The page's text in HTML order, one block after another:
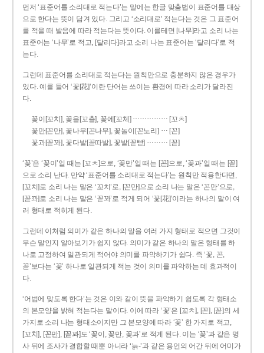
먼저 ‘표준어를 소리대로 적는다’는 말에는 한글 맞춤법이 표준어를 대상
으로 한다는 뜻이 담겨 있다. 그리고 ‘소리대로’ 적는다는 것은 그 표준어
를 적을 때 발음에 따라 적는다는 뜻이다. 이를테면 [나무]라고 소리 나는
표준어는 ‘나무’로 적고, [달리다]라고 소리 나는 표준어는 ‘달리다’로 적
는다.
그런데 표준어를 소리대로 적는다는 원칙만으로 충분하지 않은 경우가
있다. 예를 들어 ‘꽃[花]’이란 단어는 쓰이는 환경에 따라 소리가 달라진
다.
꽃이[꼬치], 꽃을[꼬츨], 꽃에[꼬체] …………… [꼬ㅊ]
꽃만[꼰만], 꽃나무[꼰나무], 꽃놀이[꼰노리] … [꼰]
꽃과[꼳꽈], 꽃다발[꼳따발], 꽃밭[꼳빧] ……… [꼳]
‘꽃’은 ‘꽃이’일 때는 [꼬ㅊ]으로, ‘꽃만’일 때는 [꼰]으로, ‘꽃과’일 때는 [꼳]
으로 소리 난다. 만약 ‘표준어를 소리대로 적는다’는 원칙만 적용한다면,
[꼬치]로 소리 나는 말은 ‘꼬치’로, [꼰만]으로 소리 나는 말은 ‘꼰만’으로,
[꼳꽈]로 소리 나는 말은 ‘꼳꽈’로 적게 되어 ‘꽃[花]’이라는 하나의 말이 여
러 형태로 적히게 된다.
그런데 이처럼 의미가 같은 하나의 말을 여러 가지 형태로 적으면 그것이
무슨 말인지 알아보기가 쉽지 않다. 의미가 같은 하나의 말은 형태를 하
나로 고정하여 일관되게 적어야 의미를 파악하기가 쉽다. 즉 ‘꽃, 꼰,
꼳’보다는 ‘꽃’ 하나로 일관되게 적는 것이 의미를 파악하는 데 효과적이
다.
‘어법에 맞도록 한다’는 것은 이와 같이 뜻을 파악하기 쉽도록 각 형태소
의 본모양을 밝혀 적는다는 말이다. 이에 따라 ‘꽃’은 [꼬ㅊ], [꼰], [꼳]의 세
가지로 소리 나는 형태소이지만 그 본모양에 따라 ‘꽃’ 한 가지로 적고,
[꼬치], [꼰만], [꼳꽈]도 ‘꽃이, 꽃만, 꽃과’로 적게 된다. 이는 ‘꽃’과 같은 명
사 뒤에 조사가 결합할 때뿐 아니라 ‘늙-’과 같은 용언의 어간 뒤에 어미가